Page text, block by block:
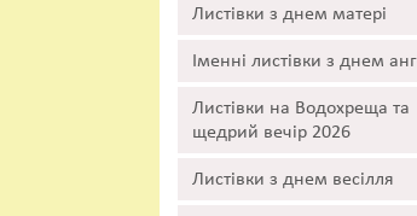
Листівки з днем матері
Іменні листівки з днем
Листівки на Водохреща та
щедрий вечір 2026
Листівки з днем весілля